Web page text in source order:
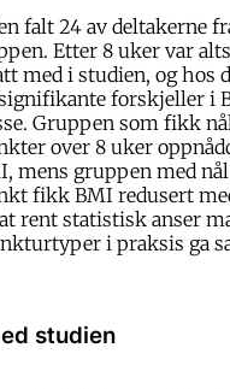
falt 24 av deltakerne
Etter 8 uker var
med i studien, og hos
forskjeller i
Gruppen som fikk
over 8 uker
mens gruppen med
fikk BMI redusert
rent statistisk anser
i praksis ga
studien